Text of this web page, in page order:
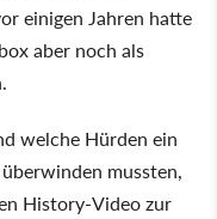
einigen Jahren hatte
aber noch als
welche Hürden ein
mussten,
History-Video zur